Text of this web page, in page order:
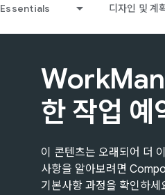
Essentials 디자인 및 계
한 작업 예
이 콘텐츠는 오래되어 더
사항을 알아보려면
기본사항 과정을 확인하